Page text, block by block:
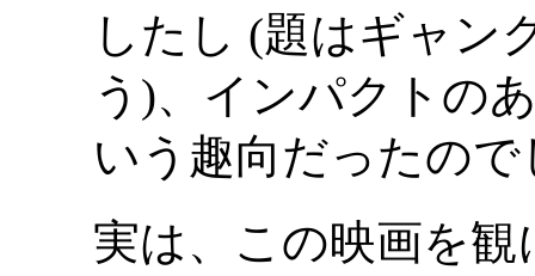
したし (題はギャン
う)、インパクトの
いう趣向だったの
実は、この映画を